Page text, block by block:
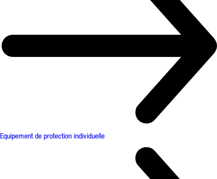
Equipement de protection individuelle